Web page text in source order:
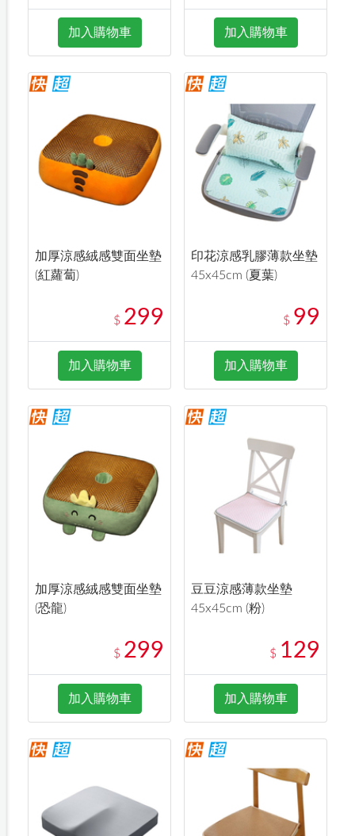
加入購物車 加入購物車
加厚涼感絨感雙面坐墊
(紅蘿蔔)
$ 299
加入購物車
印花涼感乳膠薄款坐墊
45x45cm (夏葉)
$ 99
加入購物車
加厚涼感絨感雙面坐墊
(恐龍)
$ 299
加入購物車
豆豆涼感薄款坐墊
45x45cm (粉)
$ 129
加入購物車